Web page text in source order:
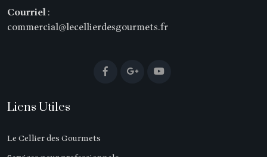
Courriel:
commercial@lecellierdesgourmets.fr
Liens Utiles
Le Cellier des Gourmets